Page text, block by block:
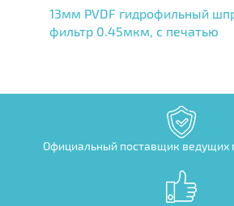
13мм PVDF гидрофильный
фильтр 0.45мкм, с печатью
Официальный поставщик ведущих